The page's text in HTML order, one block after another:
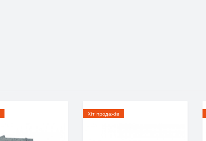
Хіт продажів